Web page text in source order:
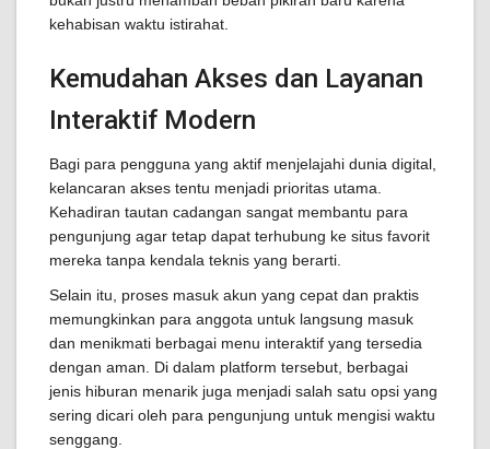
kehabisan waktu istirahat.
Kemudahan Akses dan Layanan
Interaktif Modern
Bagi para pengguna yang aktif menjelajahi dunia digital,
kelancaran akses tentu menjadi prioritas utama.
Kehadiran tautan cadangan sangat membantu para
pengunjung agar tetap dapat terhubung ke situs favorit
mereka tanpa kendala teknis yang berarti.
Selain itu, proses masuk akun yang cepat dan praktis
memungkinkan para anggota untuk langsung masuk
dan menikmati berbagai menu interaktif yang tersedia
dengan aman. Di dalam platform tersebut, berbagai
jenis hiburan menarik juga menjadi salah satu opsi yang
sering dicari oleh para pengunjung untuk mengisi waktu
senggang.